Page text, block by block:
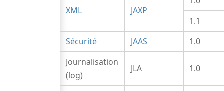
XML JAXP
1.1
Sécurité
JAAS
1.0
Journalisation
(log)
JLA 1.0